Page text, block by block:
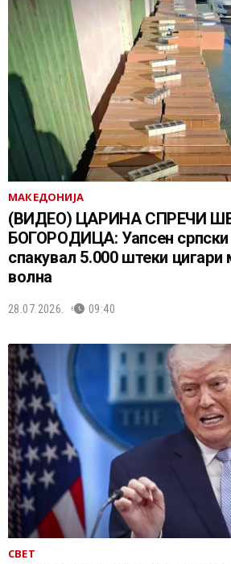
МАКЕДОНИЈА
(ВИДЕО) ЦАРИНА СПРЕЧИ
БОГОРОДИЦА: Уапсен српски
спакувал 5.000 штеки цигари
волна
28.07.2026. 09:40
СВЕТ